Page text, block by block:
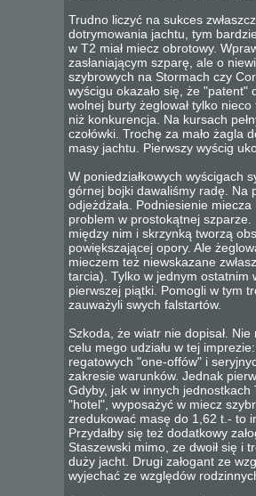
Trudno liczyć na sukces
dotrymowania jachtu, tym
w T2 miał miecz obrotowy.
zasłaniającym szparę, ale o
szybrowych na Stormach czy
wyścigu okazało się, że "patent"
wolnej burty żeglował tylko
niż konkurencja. Na kursach
czołówki. Trochę za mało żagla
masy jachtu. Pierwszy wyścig
W poniedziałkowych wyścigach
górnej bojki dawaliśmy radę. Na
odjeżdżała. Podniesienie
problem w prostokątnej
między nim i skrzynką tworzą
powiększającej opory. Ale
mieczem też niewskazane
tarcia). Tylko w jednym ostatnim
pierwszej piątki. Pomogli w tym
zauważyli swych falstartów.
Szkoda, że wiatr nie dopisał. Nie
celu mego udziału w tej
regatowych "one-offów" i
zakresie warunków. Jednak
Gdyby, jak w innych jednostkach
"hotel", wyposażyć w miecz
zredukować masę do 1,62 t.- to
Przydałby się też dodatkowy
Staszewski mimo, ze dwoił się i
duży jacht. Drugi załogant ze
wyjechać ze względów